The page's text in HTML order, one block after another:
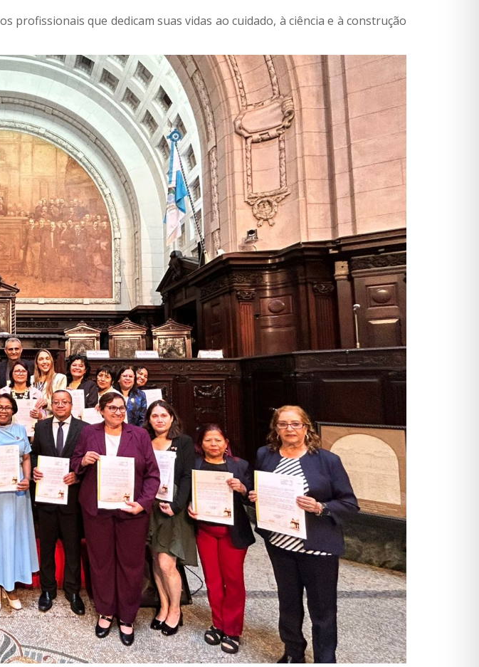
que dedicam suas vidas ao cuidado, à ciência e à construção